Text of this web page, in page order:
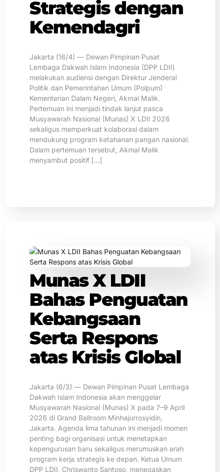
Strategis dengan
Kemendagri
Jakarta (16/4) — Dewan Pimpinan Pusat
Lembaga Dakwah Islam Indonesia (DPP LDII)
melakukan audiensi dengan Direktur Jenderal
Politik dan Pemerintahan Umum (Polpum)
Kementerian Dalam Negeri, Akmal Malik.
Pertemuan ini menjadi tindak lanjut pasca
Musyawarah Nasional (Munas) X LDII 2026
sekaligus memperkuat kolaborasi dalam
mendukung program ketahanan pangan nasional.
Dalam pertemuan tersebut, Akmal Malik
menyambut positif […]
Munas X LDII
Bahas Penguatan
Kebangsaan
Serta Respons
atas Krisis Global
Jakarta (6/3) — Dewan Pimpinan Pusat Lembaga
Dakwah Islam Indonesia akan menggelar
Musyawarah Nasional (Munas) X pada 7–9 April
2026 di Grand Ballroom Minhajurrosyidin,
Jakarta. Agenda lima tahunan ini menjadi momen
penting bagi organisasi untuk menetapkan
kepengurusan baru sekaligus merumuskan arah
program kerja strategis ke depan. Ketua Umum
DPP LDII, Chriswanto Santoso, menegaskan